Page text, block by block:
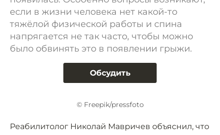
если в жизни человека нет какой-то
тяжёлой физической работы и спина
напрягается не так часто, чтобы можно
было обвинять это в появлении грыжи.
Обсудить
© Freepik/pressfoto
Реабилитолог Николай Мавричев объяснил, что